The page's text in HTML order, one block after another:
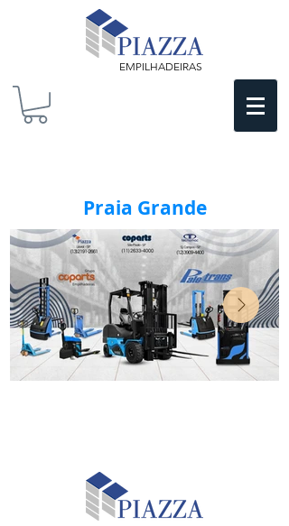
EMPILHADEIRAS
Praia Grande